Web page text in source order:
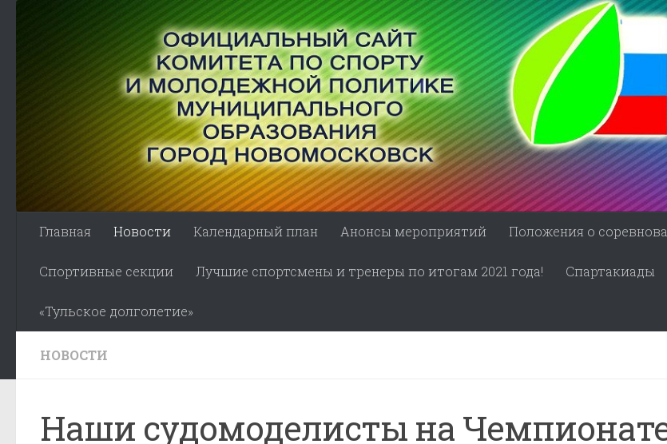
Главная Новости Календарный план Анонсы мероприятий Положения о
Спортивные секции Лучшие спортсмены и тренеры по итогам 2021 года! Спартакиады
«Тульское долголетие»
НОВОСТИ
Наши судомоделисты на